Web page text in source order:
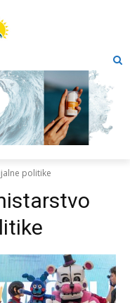
politike